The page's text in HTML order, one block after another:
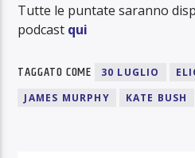
Tutte le puntate saranno
podcast qui
TAGGATO COME 30 LUGLIO
JAMES MURPHY
KATE BUSH